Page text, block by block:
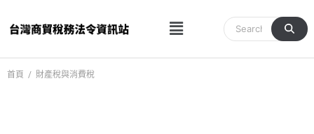
內
Menu
首頁 / 財產稅與消費稅